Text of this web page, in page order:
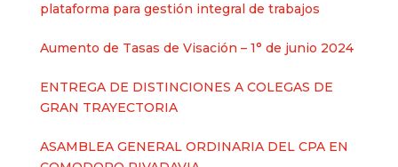
plataforma para gestión integral de trabajos
Aumento de Tasas de Visación – 1° de junio 2024
ENTREGA DE DISTINCIONES A COLEGAS DE
GRAN TRAYECTORIA
ASAMBLEA GENERAL ORDINARIA DEL CPA EN